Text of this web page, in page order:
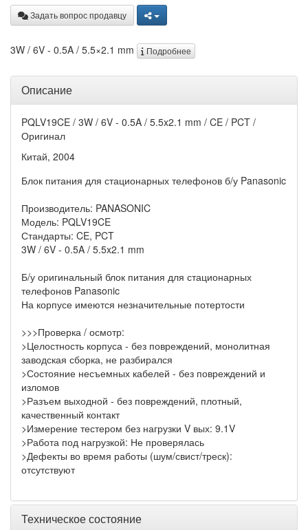
Задать вопрос продавцу
3W / 6V - 0.5A / 5.5×2.1 mm Подробнее
Описание
PQLV19CE / 3W / 6V - 0.5A / 5.5x2.1 mm / CE / PCT /
Оригинал
Китай, 2004
Блок питания для стационарных телефонов б/у Panasonic
Производитель: PANASONIC
Модель: PQLV19CE
Стандарты: CE, PCT
3W / 6V - 0.5A / 5.5x2.1 mm
Б/у оригинальный блок питания для стационарных
телефонов Panasonic
На корпусе имеются незначительные потертости
>>>Проверка / осмотр:
>Целостность корпуса - без повреждений, монолитная
заводская сборка, не разбирался
>Состояние несъемных кабелей - без повреждений и
изломов
>Разъем выходной - без повреждений, плотный,
качественный контакт
>Измерение тестером без нагрузки V вых: 9.1V
>Работа под нагрузкой: Не проверялась
>Дефекты во время работы (шум/свист/треск):
отсутствуют
Техническое состояние